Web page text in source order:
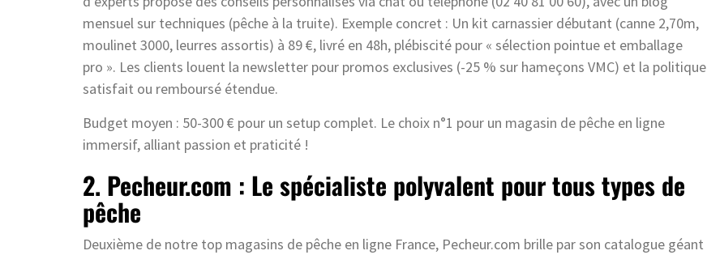
mensuel sur techniques (pêche à la truite). Exemple concret : Un kit carnassier débutant (canne 2,70m,
moulinet 3000, leurres assortis) à 89 €, livré en 48h, plébiscité pour « sélection pointue et emballage
pro ». Les clients louent la newsletter pour promos exclusives (-25 % sur hameçons VMC) et la politique
satisfait ou remboursé étendue.
Budget moyen : 50-300 € pour un setup complet. Le choix n°1 pour un magasin de pêche en ligne
immersif, alliant passion et praticité !
2. Pecheur.com : Le spécialiste polyvalent pour tous types de
pêche
Deuxième de notre top magasins de pêche en ligne France, Pecheur.com brille par son catalogue géant